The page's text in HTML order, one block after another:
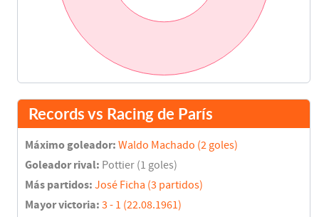
Records vs Racing de París
Máximo goleador: Waldo Machado (2 goles)
Goleador rival: Pottier (1 goles)
Más partidos: José Ficha (3 partidos)
Mayor victoria: 3 - 1 (22.08.1961)